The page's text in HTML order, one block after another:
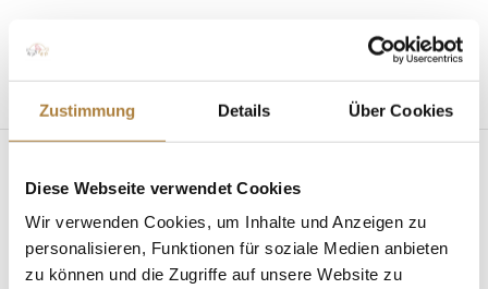
Zustimmung Details Über Cookies
Diese Webseite verwendet Cookies
Wir verwenden Cookies, um Inhalte und Anzeigen zu
personalisieren, Funktionen für soziale Medien anbieten
zu können und die Zugriffe auf unsere Website zu
Seite wählen